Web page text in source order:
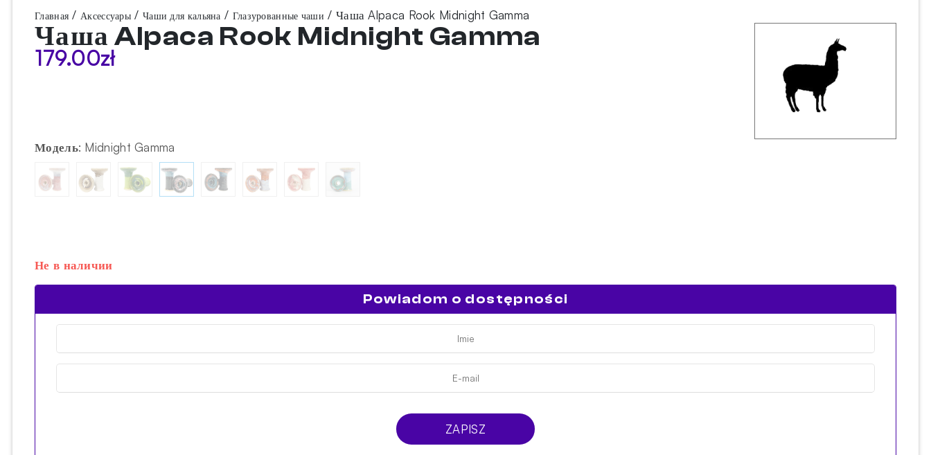
Главная / Аксессуары / Чаши для кальяна / Глазурованные чаши / Чаша Alpaca Rook Midnight Gamma
Чаша Alpaca Rook Midnight Gamma
179.00zł
Модель: Midnight Gamma
Не в наличии
Powiadom o dostępności
ZAPISZ